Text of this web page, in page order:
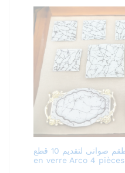
طقم صوانى لتقديم 10 قطع-Ensemble de plateaux
en verre Arco 4 pièces